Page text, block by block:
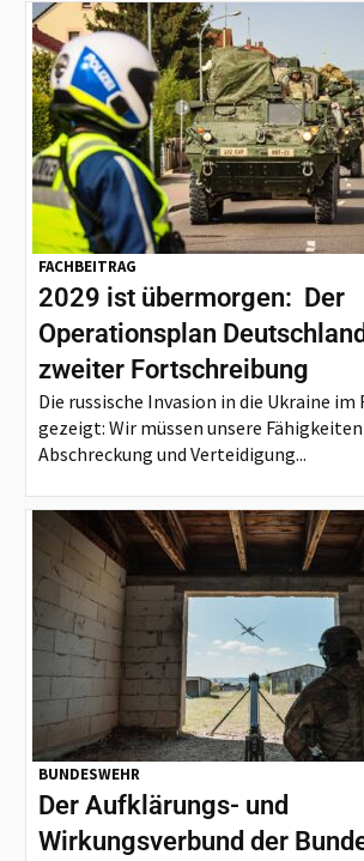
FACHBEITRAG
2029 ist übermorgen: Der
Operationsplan
zweiter Fortschreibung
Die russische Invasion in die Ukraine im
gezeigt: Wir müssen unsere
Abschreckung und Verteidigung...
BUNDESWEHR
Der Aufklärungs- und
Wirkungsverbund der